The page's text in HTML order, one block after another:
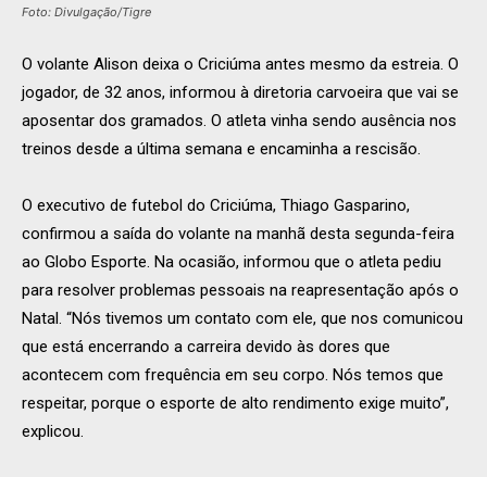
Foto: Divulgação/Tigre
O volante Alison deixa o Criciúma antes mesmo da estreia. O
jogador, de 32 anos, informou à diretoria carvoeira que vai se
aposentar dos gramados. O atleta vinha sendo ausência nos
treinos desde a última semana e encaminha a rescisão.
O executivo de futebol do Criciúma, Thiago Gasparino,
confirmou a saída do volante na manhã desta segunda-feira
ao Globo Esporte. Na ocasião, informou que o atleta pediu
para resolver problemas pessoais na reapresentação após o
Natal. “Nós tivemos um contato com ele, que nos comunicou
que está encerrando a carreira devido às dores que
acontecem com frequência em seu corpo. Nós temos que
respeitar, porque o esporte de alto rendimento exige muito”,
explicou.